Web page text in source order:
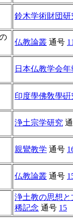
鈴木学術財団研
仏教論叢 通号
日本仏教学会年
印度學佛敎學硏
浄土宗学研究
親鸞教学 通号
仏教論叢 通号
浄土教の思想
稀記念 通号 15